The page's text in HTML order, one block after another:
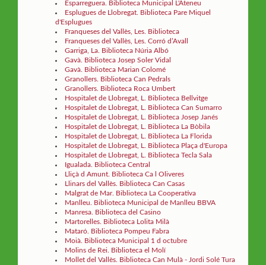
Esparreguera. Biblioteca Municipal L'Ateneu
Esplugues de Llobregat. Biblioteca Pare Miquel
d'Esplugues
Franqueses del Vallès, Les. Biblioteca
Franqueses del Vallès, Les. Corró d’Avall
Garriga, La. Biblioteca Núria Albó
Gavà. Biblioteca Josep Soler Vidal
Gavà. Biblioteca Marian Colomé
Granollers. Biblioteca Can Pedrals
Granollers. Biblioteca Roca Umbert
Hospitalet de Llobregat, L. Biblioteca Bellvitge
Hospitalet de Llobregat, L. Biblioteca Can Sumarro
Hospitalet de Llobregat, L. Biblioteca Josep Janés
Hospitalet de Llobregat, L. Biblioteca La Bòbila
Hospitalet de Llobregat, L. Biblioteca La Florida
Hospitalet de Llobregat, L. Biblioteca Plaça d'Europa
Hospitalet de Llobregat, L. Biblioteca Tecla Sala
Igualada. Biblioteca Central
Lliçà d Amunt. Biblioteca Ca l Oliveres
Llinars del Vallès. Biblioteca Can Casas
Malgrat de Mar. Biblioteca La Cooperativa
Manlleu. Biblioteca Municipal de Manlleu BBVA
Manresa. Biblioteca del Casino
Martorelles. Biblioteca Lolita Milà
Mataró. Biblioteca Pompeu Fabra
Moià. Biblioteca Municipal 1 d octubre
Molins de Rei. Biblioteca el Molí
Mollet del Vallès. Biblioteca Can Mulà - Jordi Solé Tura